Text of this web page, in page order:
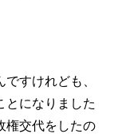
すけれども、
とになりました
権交代をしたの